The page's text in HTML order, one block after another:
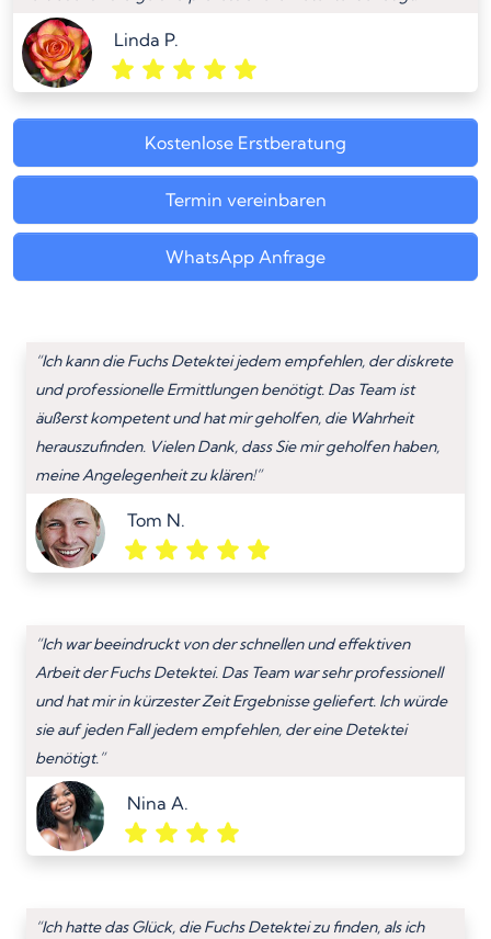
Linda P.
Kostenlose Erstberatung
Termin vereinbaren
WhatsApp Anfrage
“Ich kann die Fuchs Detektei jedem empfehlen, der diskrete
und professionelle Ermittlungen benötigt. Das Team ist
äußerst kompetent und hat mir geholfen, die Wahrheit
herauszufinden. Vielen Dank, dass Sie mir geholfen haben,
meine Angelegenheit zu klären!”
Tom N.
“Ich war beeindruckt von der schnellen und effektiven
Arbeit der Fuchs Detektei. Das Team war sehr professionell
und hat mir in kürzester Zeit Ergebnisse geliefert. Ich würde
sie auf jeden Fall jedem empfehlen, der eine Detektei
benötigt.”
Nina A.
“Ich hatte das Glück, die Fuchs Detektei zu finden, als ich